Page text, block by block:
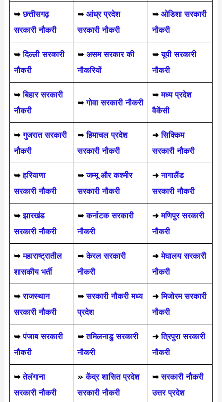
➥ छत्तीसगढ़
सरकारी नौकरी
➥ आंध्र प्रदेश
सरकारी नौकरी
➥ ओडिशा सरकारी
नौकरी
➥ दिल्ली सरकारी
नौकरी
➥ असम सरकार की
नौकरियों
➥ यूपी सरकारी
नौकरी
➥बिहार सरकारी
नौकरी
➥गोवा सरकारी नौकरी
➥ मध्य प्रदेश
वैकेंसी
➥ गुजरात सरकारी
नौकरी
➥हिमाचल प्रदेश
सरकारी नौकरी
➜ सिक्किम
सरकारी नौकरी
➥हरियाणा
सरकारी नौकरी
➥जम्मू और कश्मीर
सरकारी नौकरी
➜ नागालैंड
सरकारी नौकरी
➥ झारखंड
सरकारी नौकरी
➥ कर्नाटक सरकारी
नौकरी
➜ मणिपुर सरकारी
नौकरी
➥ महाराष्ट्रातील
शासकीय भर्ती
➥ केरल सरकारी
नौकरी
➜ मेघालय सरकारी
नौकरी
➥ राजस्थान
सरकारी नौकरी
➥सरकारी नौकरी मध्य
प्रदेश
➜मिजोरम सरकारी
नौकरी
➥ पंजाब सरकारी
नौकरी
➥ तमिलनाडु सरकारी
नौकरी
➜ त्रिपुरा सरकारी
नौकरी
➥तेलंगाना
सरकारी नौकरी
»केंद्र शासित प्रदेश
सरकारी नौकरी
➥ सरकारी नौकरी
उत्तर प्रदेश